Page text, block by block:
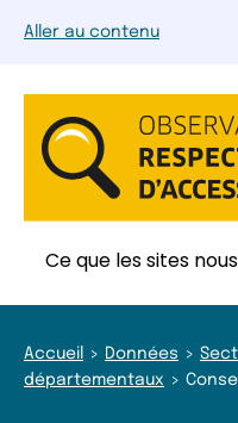
Aller au contenu
Ce que les sites
Accueil Données
départementaux